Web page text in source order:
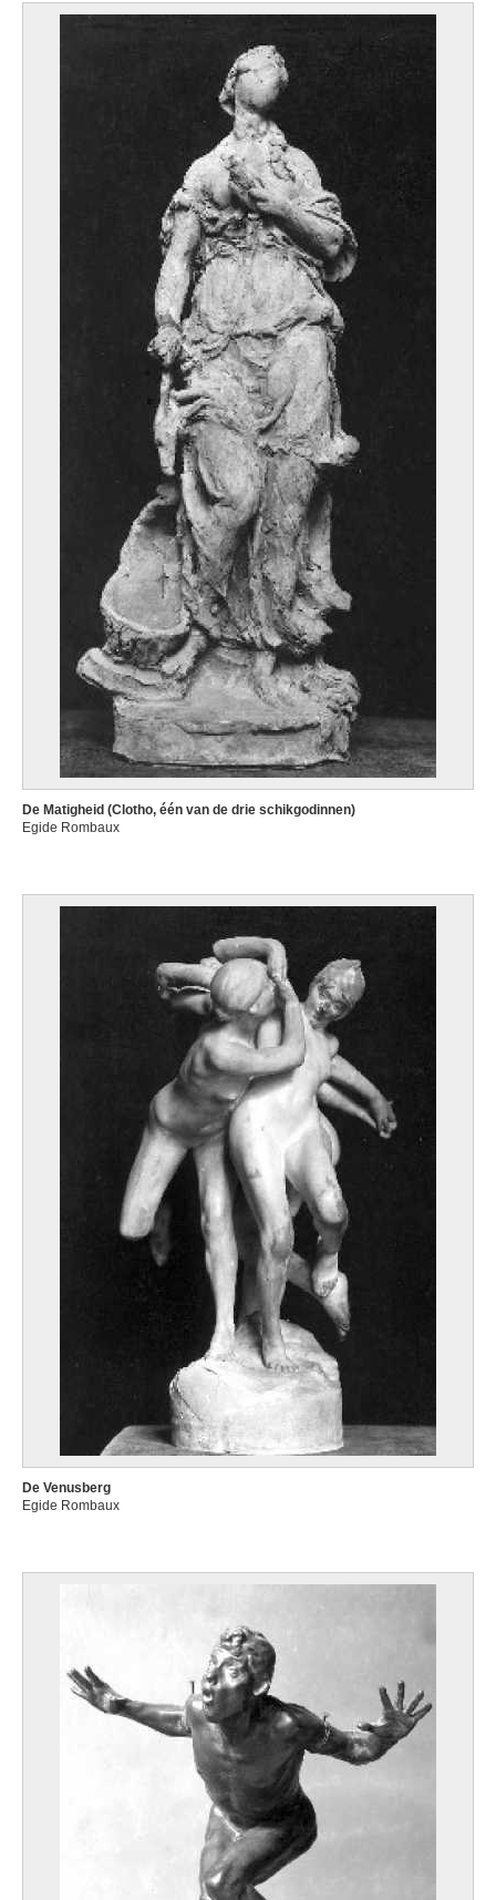
De Matigheid (Clotho, één van de drie schikgodinnen)
Egide Rombaux
De Venusberg
Egide Rombaux